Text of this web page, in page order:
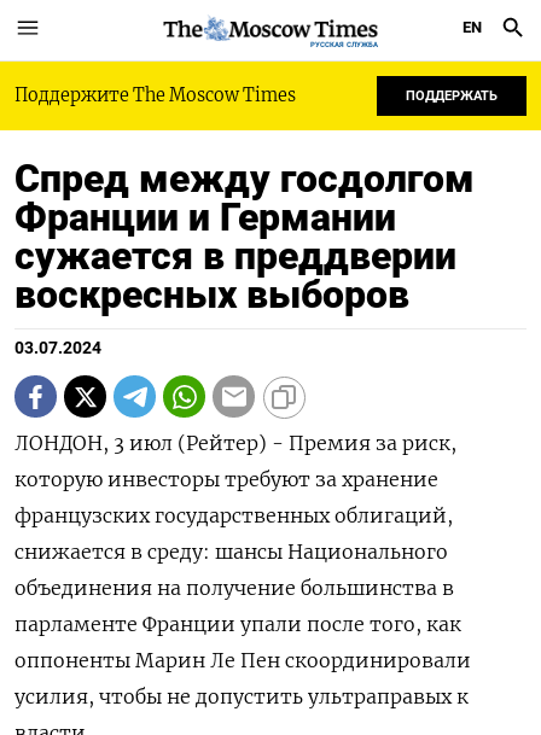
РУССКАЯ СЛУЖБА
EN
Поддержите The Moscow Times ПОДДЕРЖАТЬ
Спред между госдолгом
Франции и Германии
сужается в преддверии
воскресных выборов
03.07.2024
ЛОНДОН, 3 июл (Рейтер) - Премия за риск,
которую инвесторы требуют за хранение
французских государственных облигаций,
снижается в среду: шансы Национального
объединения на получение большинства в
парламенте Франции упали после того, как
оппоненты Марин Ле Пен скоординировали
усилия, чтобы не допустить ультраправых к